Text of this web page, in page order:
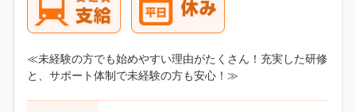
≪未経験の方でも始めやすい理由がたくさん！充実した研修
と、サポート体制で未経験の方も安心！≫